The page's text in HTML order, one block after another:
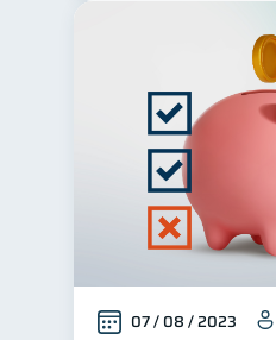
07 / 08 / 2023